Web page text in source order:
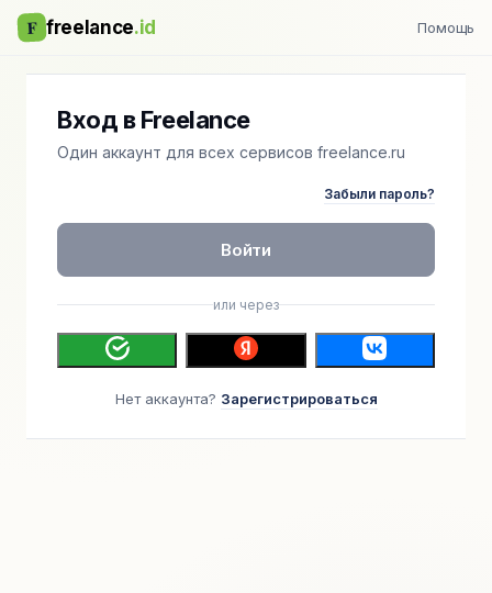
F freelance.id Помощь
Вход в Freelance
Один аккаунт для всех сервисов freelance.ru
Забыли пароль?
Войти
или через
Нет аккаунта? Зарегистрироваться